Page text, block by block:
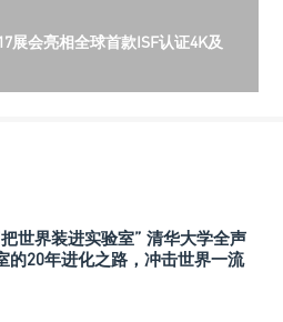
展会亮相全球首款ISF认证4K及
世界装进实验室” 清华大学全声
的20年进化之路，冲击世界一流